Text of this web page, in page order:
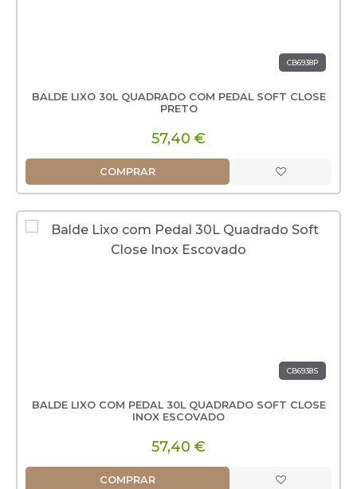
CB6938P
BALDE LIXO 30L QUADRADO COM PEDAL SOFT CLOSE
PRETO
57,40 €
COMPRAR
CB6938S
BALDE LIXO COM PEDAL 30L QUADRADO SOFT CLOSE
INOX ESCOVADO
57,40 €
COMPRAR